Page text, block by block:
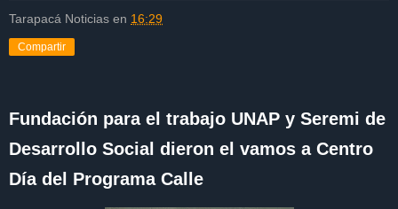
Tarapacá Noticias en 16:29
Compartir
Fundación para el trabajo UNAP y Seremi de
Desarrollo Social dieron el vamos a Centro
Día del Programa Calle